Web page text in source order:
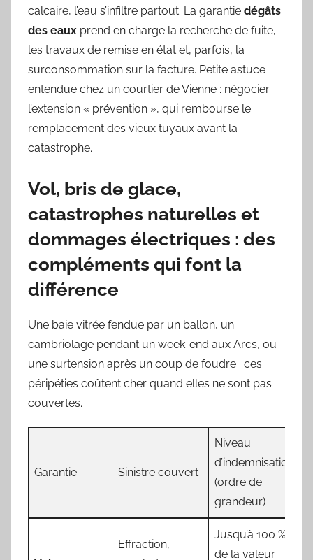
calcaire, l’eau s’infiltre partout. La garantie dégâts
des eaux prend en charge la recherche de fuite,
les travaux de remise en état et, parfois, la
surconsommation sur la facture. Petite astuce
entendue chez un courtier de Vienne : négocier
l’extension « prévention », qui rembourse le
remplacement des vieux tuyaux avant la
catastrophe.
Vol, bris de glace,
catastrophes naturelles et
dommages électriques : des
compléments qui font la
différence
Une baie vitrée fendue par un ballon, un
cambriolage pendant un week-end aux Arcs, ou
une surtension après un coup de foudre : ces
péripéties coûtent cher quand elles ne sont pas
couvertes.
Garantie Sinistre couvert
Niveau
d’indemnisation*
(ordre de
grandeur)
Effraction,
Jusqu’à 100 %
de la valeur